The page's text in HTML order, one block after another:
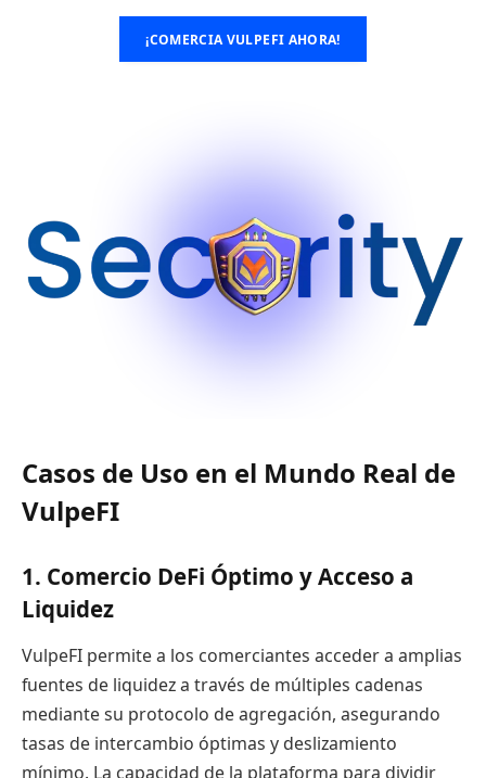
¡COMERCIA VULPEFI AHORA!
Casos de Uso en el Mundo Real de
VulpeFI
1. Comercio DeFi Óptimo y Acceso a
Liquidez
VulpeFI permite a los comerciantes acceder a amplias
fuentes de liquidez a través de múltiples cadenas
mediante su protocolo de agregación, asegurando
tasas de intercambio óptimas y deslizamiento
mínimo. La capacidad de la plataforma para dividir